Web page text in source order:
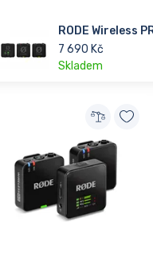
RODE Wireless
7 690 Kč
Skladem